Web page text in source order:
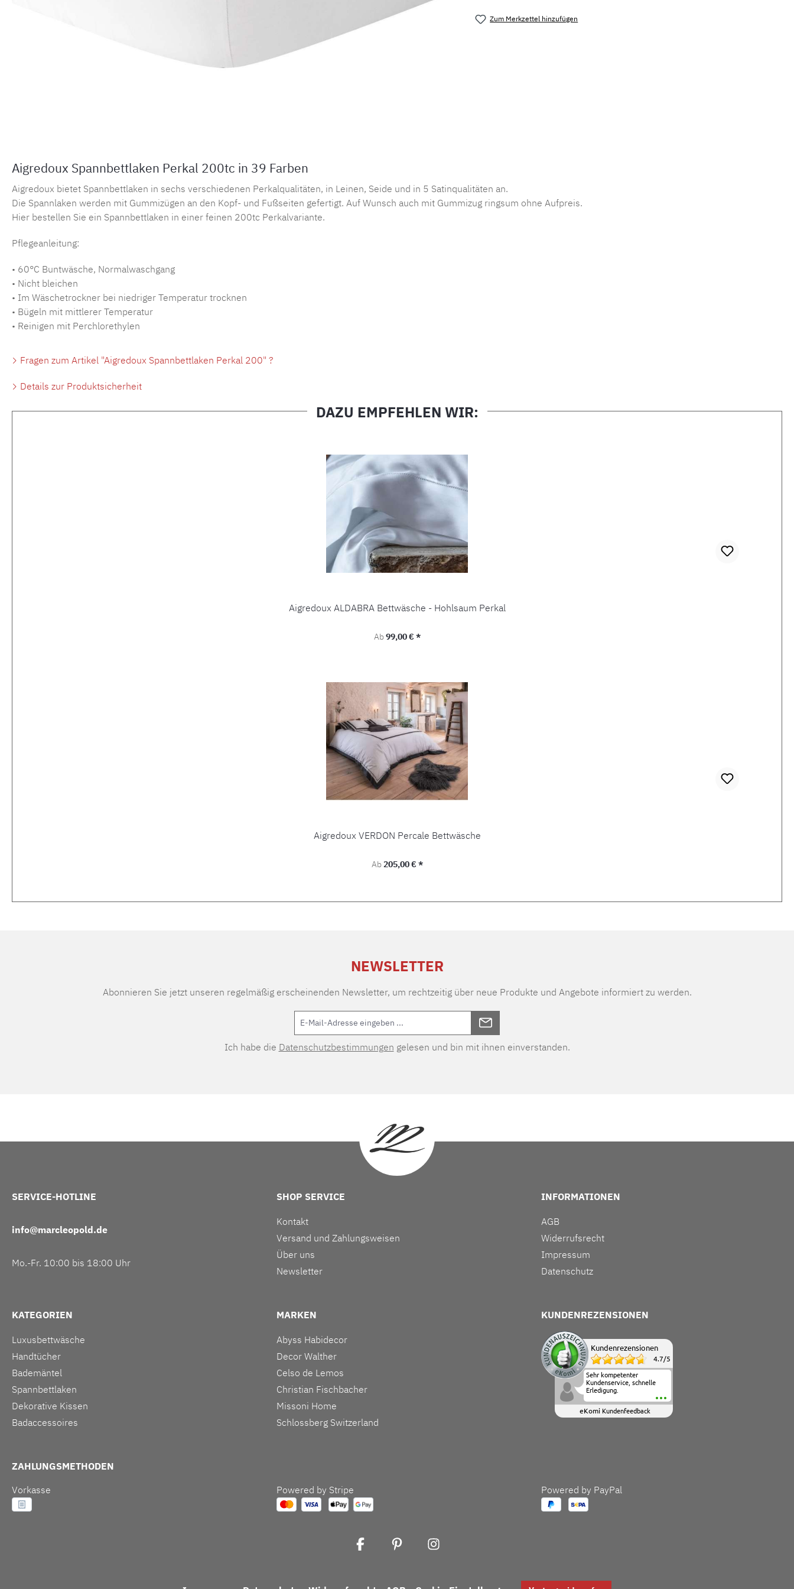
Zum Merkzettel hinzufügen
Aigredoux Spannbettlaken Perkal 200tc in 39 Farben
Aigredoux bietet Spannbettlaken in sechs verschiedenen Perkalqualitäten, in Leinen, Seide und in 5 Satinqualitäten an.
Die Spannlaken werden mit Gummizügen an den Kopf- und Fußseiten gefertigt. Auf Wunsch auch mit Gummizug ringsum ohne Aufpreis.
Hier bestellen Sie ein Spannbettlaken in einer feinen 200tc Perkalvariante.
Pflegeanleitung:
• 60°C Buntwäsche, Normalwaschgang
• Nicht bleichen
• Im Wäschetrockner bei niedriger Temperatur trocknen
• Bügeln mit mittlerer Temperatur
• Reinigen mit Perchlorethylen
Fragen zum Artikel "Aigredoux Spannbettlaken Perkal 200" ?
Details zur Produktsicherheit
DAZU EMPFEHLEN WIR:
Aigredoux ALDABRA Bettwäsche - Hohlsaum Perkal
Regulärer Preis:
Ab99,00 € *
Aigredoux VERDON Percale Bettwäsche
Regulärer Preis:
Ab205,00 € *
NEWSLETTER
Abonnieren Sie jetzt unseren regelmäßig erscheinenden Newsletter, um rechtzeitig über neue Produkte und Angebote informiert zu werden.
Ich habe die Datenschutzbestimmungen gelesen und bin mit ihnen einverstanden.
SERVICE-HOTLINE
info@marcleopold.de
Mo.-Fr. 10:00 bis 18:00 Uhr
SHOP SERVICE
Kontakt
Versand und Zahlungsweisen
Über uns
Newsletter
INFORMATIONEN
AGB
Widerrufsrecht
Impressum
Datenschutz
KATEGORIEN
Luxusbettwäsche
Handtücher
Bademäntel
Spannbettlaken
Dekorative Kissen
Badaccessoires
MARKEN
Abyss Habidecor
Decor Walther
Celso de Lemos
Christian Fischbacher
Missoni Home
Schlossberg Switzerland
KUNDENREZENSIONEN
Kundenrezensionen
4.7/5
Sehr kompetenter
Kundenservice, schnelle
Erledigung.
eKomi Kundenfeedback
ZAHLUNGSMETHODEN
Vorkasse
Powered by Stripe Powered by PayPal